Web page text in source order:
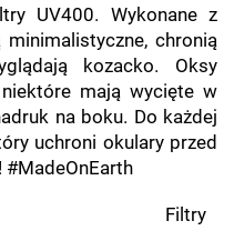
UV400. Wykonane z
chronią
kozacko. Oksy
mają wycięte w
na boku. Do każdej
uchroni okulary przed
Filtry